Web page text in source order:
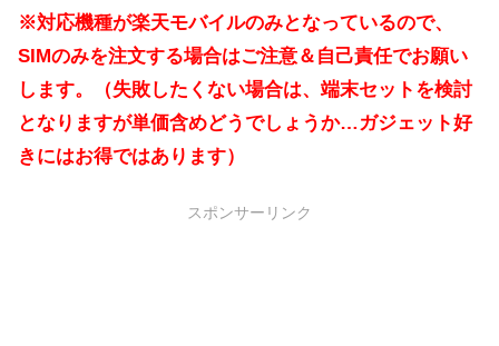
※対応機種が楽天モバイルのみとなっているので、
SIMのみを注文する場合はご注意＆自己責任でお願い
します。（失敗したくない場合は、端末セットを検討
となりますが単価含めどうでしょうか…ガジェット好
きにはお得ではあります）
スポンサーリンク